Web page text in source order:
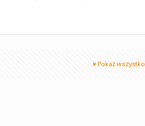
Pokaż wszystko